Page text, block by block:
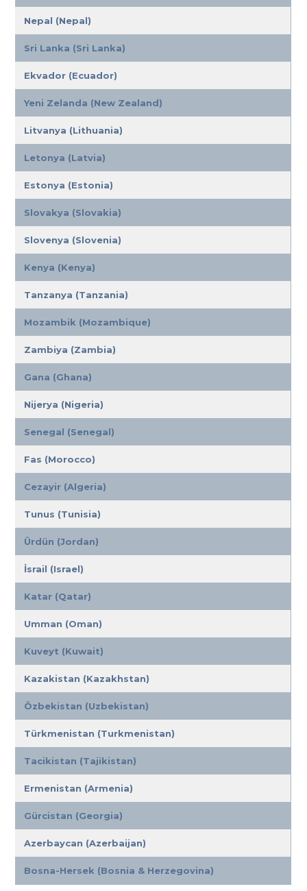
Nepal (Nepal)
Sri Lanka (Sri Lanka)
Ekvador (Ecuador)
Yeni Zelanda (New Zealand)
Litvanya (Lithuania)
Letonya (Latvia)
Estonya (Estonia)
Slovakya (Slovakia)
Slovenya (Slovenia)
Kenya (Kenya)
Tanzanya (Tanzania)
Mozambik (Mozambique)
Zambiya (Zambia)
Gana (Ghana)
Nijerya (Nigeria)
Senegal (Senegal)
Fas (Morocco)
Cezayir (Algeria)
Tunus (Tunisia)
Ürdün (Jordan)
İsrail (Israel)
Katar (Qatar)
Umman (Oman)
Kuveyt (Kuwait)
Kazakistan (Kazakhstan)
Özbekistan (Uzbekistan)
Türkmenistan (Turkmenistan)
Tacikistan (Tajikistan)
Ermenistan (Armenia)
Gürcistan (Georgia)
Azerbaycan (Azerbaijan)
Bosna-Hersek (Bosnia & Herzegovina)